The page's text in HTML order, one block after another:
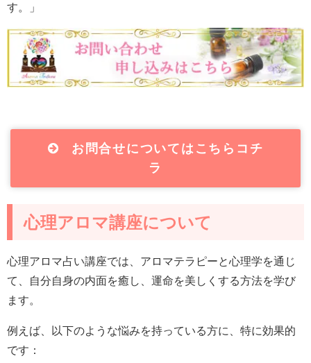
す。」
お問合せについてはこちらコチ
ラ
心理アロマ講座について
心理アロマ占い講座では、アロマテラピーと心理学を通じ
て、自分自身の内面を癒し、運命を美しくする方法を学び
ます。
例えば、以下のような悩みを持っている方に、特に効果的
です：